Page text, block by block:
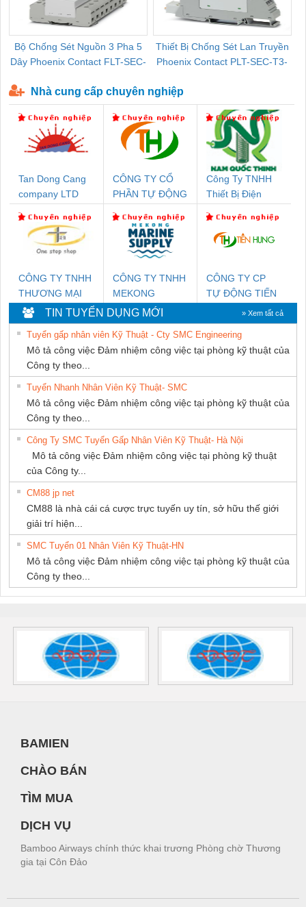
Bộ Chống Sét Nguồn 3 Pha 5
Dây Phoenix Contact FLT-SEC-
Thiết Bị Chống Sét Lan Truyền
Phoenix Contact PLT-SEC-T3-
Nhà cung cấp chuyên nghiệp
Tan Dong Cang
company LTD
CÔNG TY CỔ
PHẦN TỰ ĐỘNG
Công Ty TNHH
Thiết Bị Điện
CÔNG TY TNHH
THƯƠNG MẠI
THIÊN ÂN VIỆT
NAM
CÔNG TY TNHH
MEKONG
MARINE
SUPPLY
CÔNG TY CP
TỰ ĐỘNG TIẾN
TIN TUYỂN DỤNG MỚI » Xem tất cả
Tuyển gấp nhân viên Kỹ Thuật - Cty SMC Engineering
Mô tả công việc Đảm nhiệm công việc tại phòng kỹ thuật của
Công ty theo...
Tuyển Nhanh Nhân Viên Kỹ Thuật- SMC
Mô tả công việc Đảm nhiệm công việc tại phòng kỹ thuật của
Công ty theo...
Công Ty SMC Tuyển Gấp Nhân Viên Kỹ Thuật- Hà Nội
Mô tả công việc Đảm nhiệm công việc tại phòng kỹ thuật
của Công ty...
CM88 jp net
CM88 là nhà cái cá cược trực tuyến uy tín, sở hữu thế giới
giải trí hiện...
SMC Tuyển 01 Nhân Viên Kỹ Thuật-HN
Mô tả công việc Đảm nhiệm công việc tại phòng kỹ thuật của
Công ty theo...
BAMIEN
CHÀO BÁN
TÌM MUA
DỊCH VỤ
Bamboo Airways chính thức khai trương Phòng chờ Thương
gia tại Côn Đảo